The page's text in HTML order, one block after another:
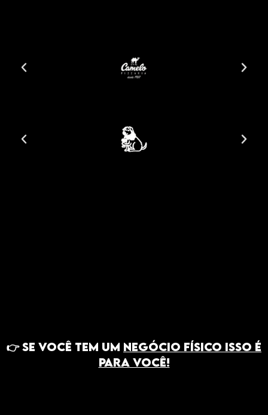
👉Se você tem um negócio físico isso é
para você!